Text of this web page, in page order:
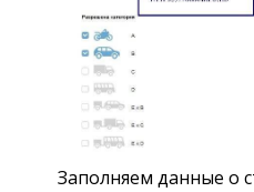
Заполняем данные о